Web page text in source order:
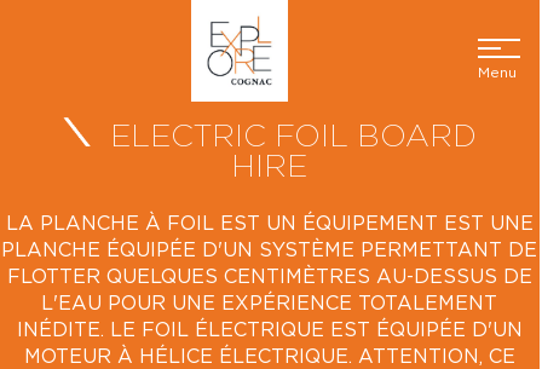
Menu
ELECTRIC FOIL BOARD
HIRE
LA PLANCHE À FOIL EST UN ÉQUIPEMENT EST UNE
PLANCHE ÉQUIPÉE D'UN SYSTÈME PERMETTANT DE
FLOTTER QUELQUES CENTIMÈTRES AU-DESSUS DE
L'EAU POUR UNE EXPÉRIENCE TOTALEMENT
INÉDITE. LE FOIL ÉLECTRIQUE EST ÉQUIPÉE D'UN
MOTEUR À HÉLICE ÉLECTRIQUE. ATTENTION, CE